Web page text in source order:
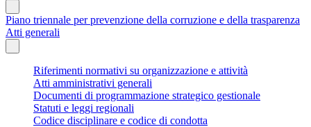
Piano triennale per prevenzione della corruzione e della trasparenza
Atti generali
Riferimenti normativi su organizzazione e attività
Atti amministrativi generali
Documenti di programmazione strategico gestionale
Statuti e leggi regionali
Codice disciplinare e codice di condotta